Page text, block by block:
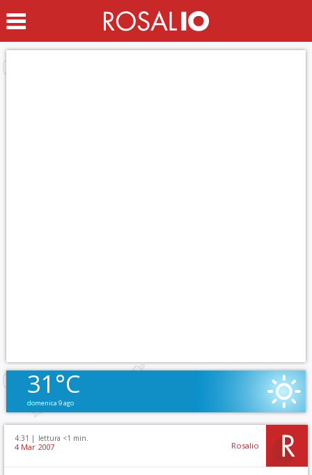
31°C
domenica 9 ago
4:31 | lettura <1 min.
4 Mar 2007 Rosalio